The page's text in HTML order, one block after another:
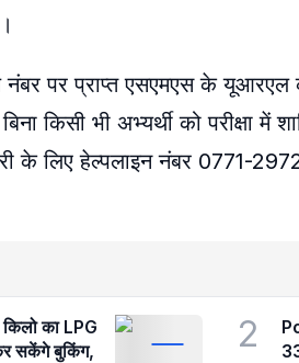
नंबर पर प्राप्त एसएमएस के
भी अभ्यर्थी को परीक्षा में
के लिए हेल्पलाइन नंबर 0771-
का LPG
सकेंगे बुकिंग,
2